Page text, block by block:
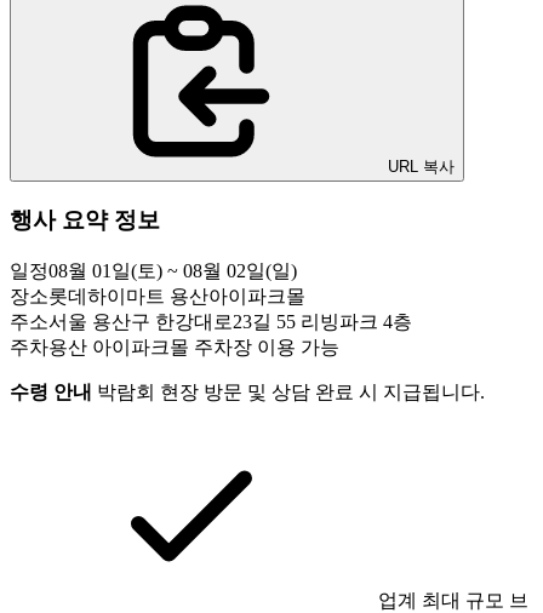
URL 복사
행사 요약 정보
일정08월 01일(토) ~ 08월 02일(일)
장소롯데하이마트 용산아이파크몰
주소서울 용산구 한강대로23길 55 리빙파크 4층
주차용산 아이파크몰 주차장 이용 가능
수령 안내 박람회 현장 방문 및 상담 완료 시 지급됩니다.
업계 최대 규모 브